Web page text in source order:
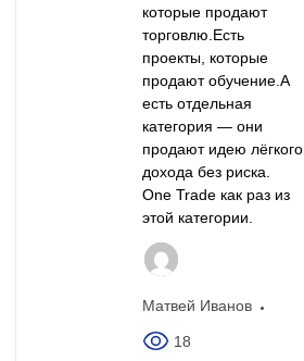
которые продают
торговлю.Есть
проекты, которые
продают обучение.А
есть отдельная
категория — они
продают идею лёгкого
дохода без риска.
One Trade как раз из
этой категории.
Матвей Иванов
18